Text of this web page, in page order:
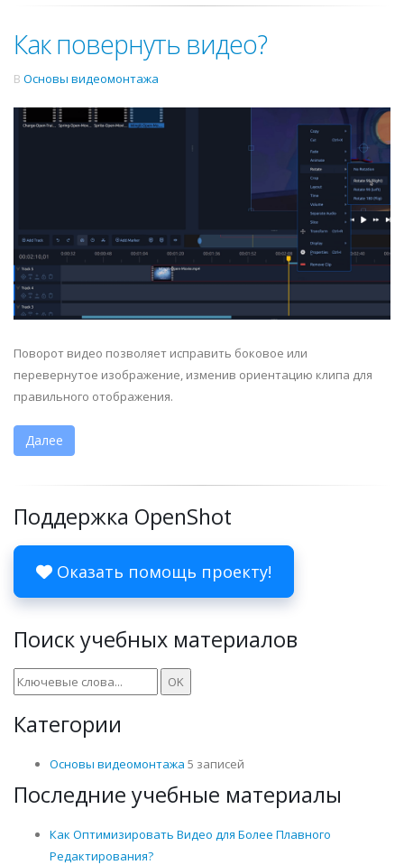
Как повернуть видео?
В Основы видеомонтажа
Поворот видео позволяет исправить боковое или
перевернутое изображение, изменив ориентацию клипа для
правильного отображения.
Далее
Поддержка OpenShot
Оказать помощь проекту!
Поиск учебных материалов
Категории
Основы видеомонтажа 5 записей
Последние учебные материалы
Как Оптимизировать Видео для Более Плавного
Редактирования?